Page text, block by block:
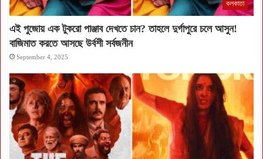
কলকাতা
এই পুজোয় এক টুকরো পাঞ্জাব দেখতে চান? তাহলে দুর্গাপুরে চলে আসুন!
বাজিমাত করতে আসছে উর্বশী সর্বজনীন
September 4, 2025